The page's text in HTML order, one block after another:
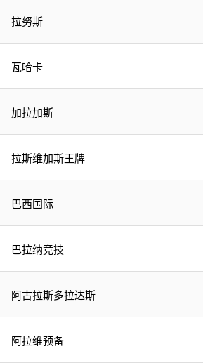
拉努斯
瓦哈卡
加拉加斯
拉斯维加斯王牌
巴西国际
巴拉纳竞技
阿古拉斯多拉达斯
阿拉维预备